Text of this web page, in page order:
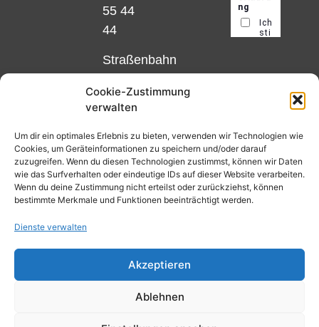
Cookie-Zustimmung
verwalten
Um dir ein optimales Erlebnis zu bieten, verwenden wir Technologien wie
Cookies, um Geräteinformationen zu speichern und/oder darauf
zuzugreifen. Wenn du diesen Technologien zustimmst, können wir Daten
wie das Surfverhalten oder eindeutige IDs auf dieser Website verarbeiten.
Wenn du deine Zustimmung nicht erteilst oder zurückziehst, können
bestimmte Merkmale und Funktionen beeinträchtigt werden.
Dienste verwalten
Akzeptieren
Ablehnen
55 44
44
Straßenbahn
und 12,
Matthias-
Beltz-
Platz
oder
Haltestelle
Nibelungenplatz/FH